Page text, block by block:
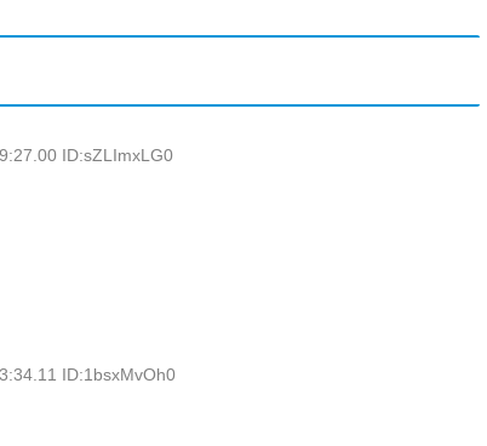
ID:sZLImxLG0
ID:1bsxMvOh0